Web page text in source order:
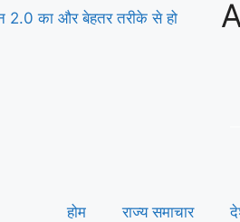
2.0 का और बेहतर तरीके से हो
होम राज्य समाचार